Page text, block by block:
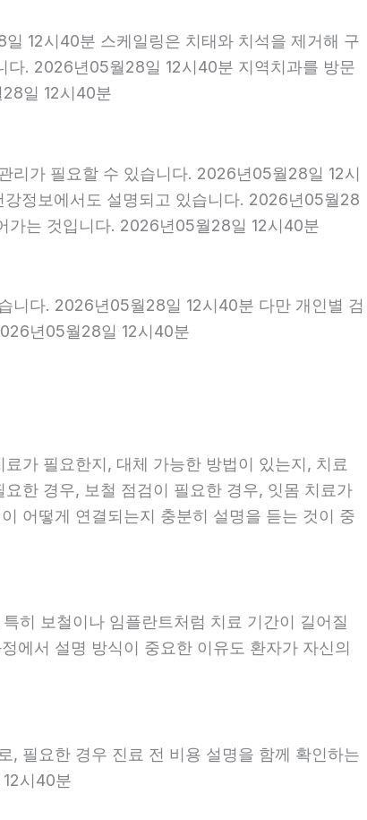
12시40분 스케일링은 치태와 치석을 제거해 구
다. 2026년05월28일 12시40분 지역치과를 방문
일 12시40분
리가 필요할 수 있습니다. 2026년05월28일 12시
정보에서도 설명되고 있습니다. 2026년05월28
가는 것입니다. 2026년05월28일 12시40분
니다. 2026년05월28일 12시40분 다만 개인별 검
년05월28일 12시40분
가 필요한지, 대체 가능한 방법이 있는지, 치료
한 경우, 보철 점검이 필요한 경우, 잇몸 치료가
어떻게 연결되는지 충분히 설명을 듣는 것이 중
히 보철이나 임플란트처럼 치료 기간이 길어질
에서 설명 방식이 중요한 이유도 환자가 자신의
필요한 경우 진료 전 비용 설명을 함께 확인하는
시40분